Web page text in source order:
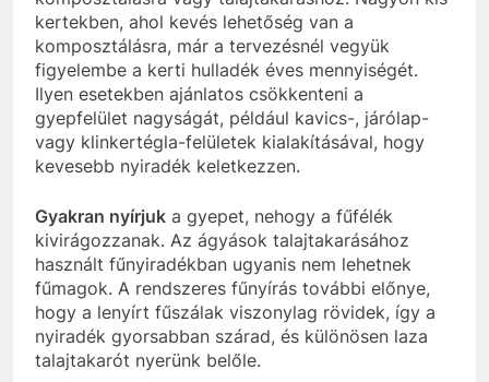
kertekben, ahol kevés lehetőség van a
komposztálásra, már a tervezésnél vegyük
figyelembe a kerti hulladék éves mennyiségét.
Ilyen esetekben ajánlatos csökkenteni a
gyepfelület nagyságát, például kavics-, járólap-
vagy klinkertégla-felületek kialakításával, hogy
kevesebb nyiradék keletkezzen.
Gyakran nyírjuk a gyepet, nehogy a fűfélék
kivirágozzanak. Az ágyások talajtakarásához
használt fűnyiradékban ugyanis nem lehetnek
fűmagok. A rendszeres fűnyírás további előnye,
hogy a lenyírt fűszálak viszonylag rövidek, így a
nyiradék gyorsabban szárad, és különösen laza
talajtakarót nyerünk belőle.